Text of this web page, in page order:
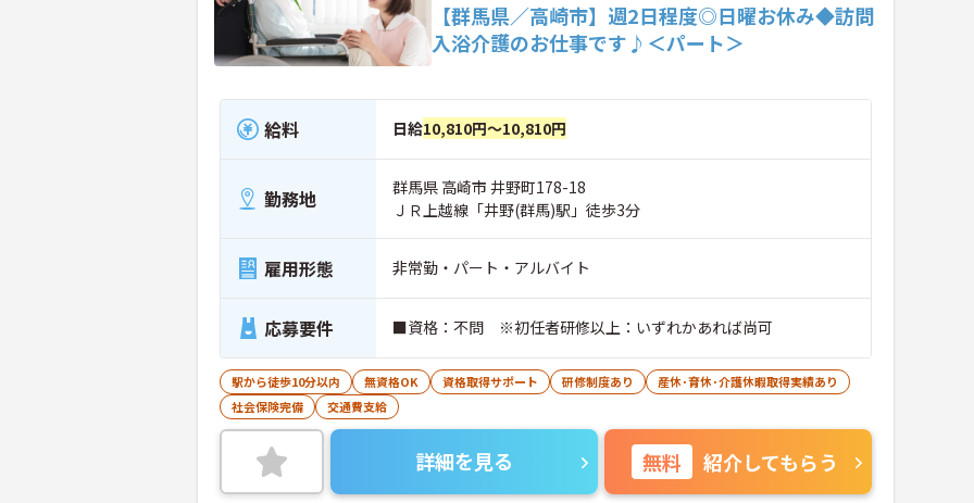
【群馬県／高崎市】週2日程度◎日曜お休み◆訪問
入浴介護のお仕事です♪＜パート＞
給料 日給10,810円～10,810円
勤務地
群馬県 高崎市 井野町178-18
ＪＲ上越線「井野(群馬)駅」徒歩3分
雇用形態 非常勤・パート・アルバイト
応募要件 ■資格：不問 ※初任者研修以上：いずれかあれば尚可
駅から徒歩10分以内 無資格OK 資格取得サポート 研修制度あり
産休･育休･介護休暇取得実績あり
社会保険完備
交通費支給
詳細を見る 無料 紹介してもらう